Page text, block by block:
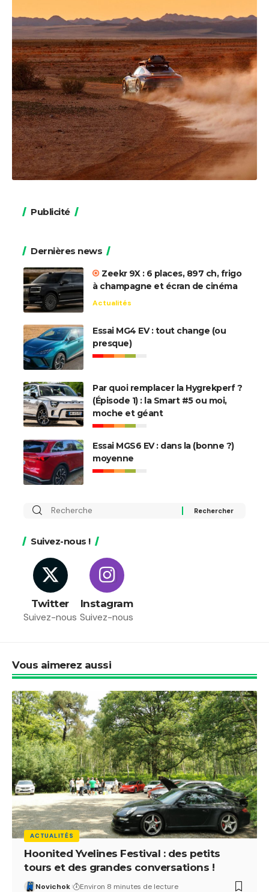
Publicité
Dernières news
Zeekr 9X : 6 places, 897 ch, frigo
à champagne et écran de cinéma
Actualités
Essai MG4 EV : tout change (ou
presque)
Par quoi remplacer la Hygrekperf ?
(Épisode 1) : la Smart #5 ou moi,
moche et géant
Essai MGS6 EV : dans la (bonne ?)
moyenne
Rechercher
Suivez-nous !
Twitter
Suivez-nous
Instagram
Suivez-nous
Vous aimerez aussi
ACTUALITÉS
Hoonited Yvelines Festival : des petits
tours et des grandes conversations !
Novichok Environ 8 minutes de lecture